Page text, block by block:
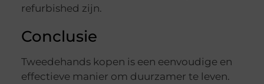
refurbished zijn.
Conclusie
Tweedehands kopen is een eenvoudige en
effectieve manier om duurzamer te leven.